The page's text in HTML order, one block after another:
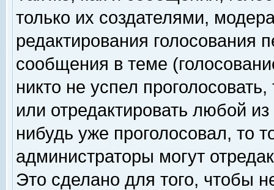
только их создателями,
редактирования голосования
сообщения в теме
никто не успел
или отредактировать любой
нибудь уже проголосовал, то
администраторы могут
Это сделано для того, чтобы